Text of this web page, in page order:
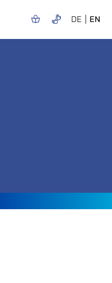
DE EN